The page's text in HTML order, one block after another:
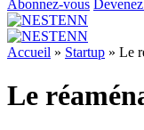
Abonnez-vous
Accueil » Startup » Le
Le